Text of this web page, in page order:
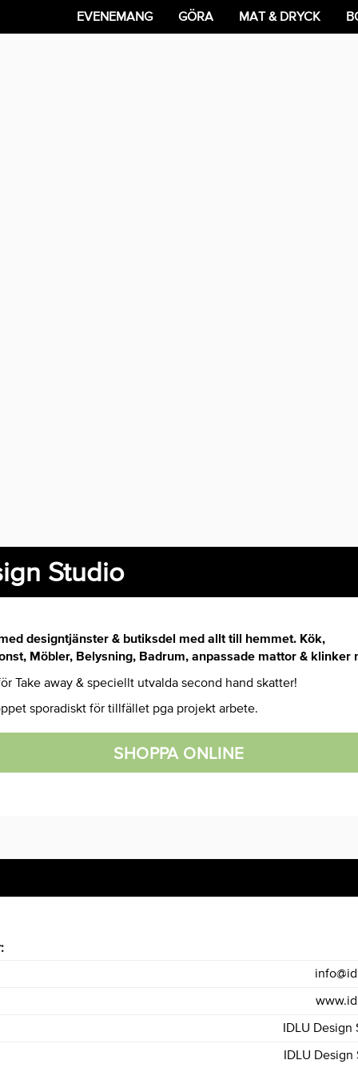
EVENEMANG GÖRA MAT & DRYCK
Studio
designtjänster & butiksdel med allt till hemmet. Kök,
Möbler, Belysning, Badrum, anpassade mattor & klinker
Take away & speciellt utvalda second hand skatter!
sporadiskt för tillfället pga projekt arbete.
SHOPPA ONLINE
IDLU Design
IDLU Design